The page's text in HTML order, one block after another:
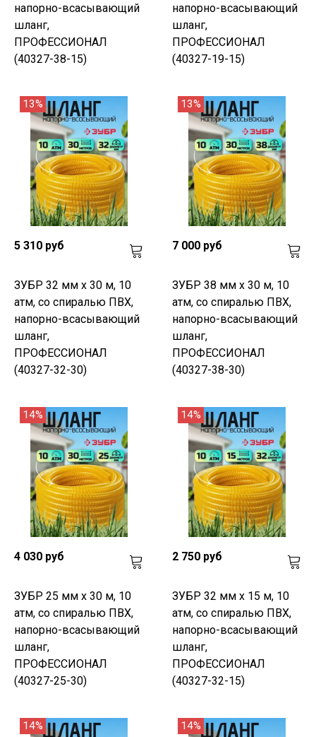
напорно-всасывающий
шланг,
ПРОФЕССИОНАЛ
(40327-38-15)
напорно-всасывающий
шланг,
ПРОФЕССИОНАЛ
(40327-19-15)
13%
5 310 руб
ЗУБР 32 мм x 30 м, 10
атм, со спиралью ПВХ,
напорно-всасывающий
шланг,
ПРОФЕССИОНАЛ
(40327-32-30)
13%
7 000 руб
ЗУБР 38 мм x 30 м, 10
атм, со спиралью ПВХ,
напорно-всасывающий
шланг,
ПРОФЕССИОНАЛ
(40327-38-30)
14%
4 030 руб
ЗУБР 25 мм x 30 м, 10
атм, со спиралью ПВХ,
напорно-всасывающий
шланг,
ПРОФЕССИОНАЛ
(40327-25-30)
14%
2 750 руб
ЗУБР 32 мм x 15 м, 10
атм, со спиралью ПВХ,
напорно-всасывающий
шланг,
ПРОФЕССИОНАЛ
(40327-32-15)
14% 14%